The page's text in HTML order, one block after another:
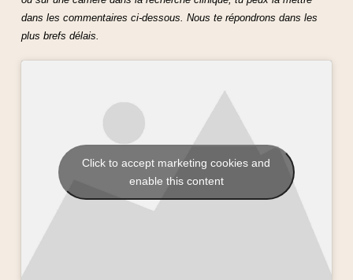
dans les commentaires ci-dessous. Nous te répondrons dans les
plus brefs délais.
Click to accept marketing cookies and
enable this content